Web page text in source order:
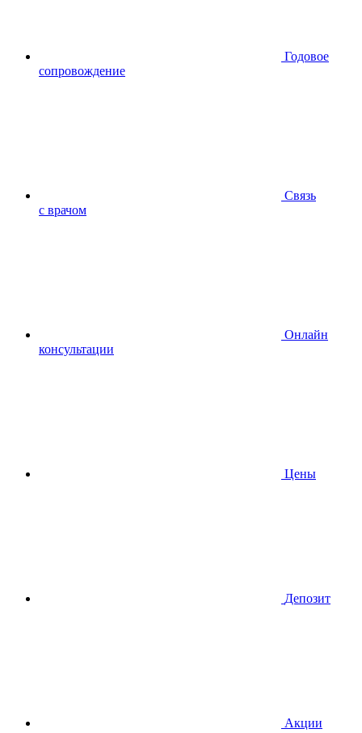
Годовое
сопровождение
Связь
с врачом
Онлайн
консультации
Цены
Депозит
Акции